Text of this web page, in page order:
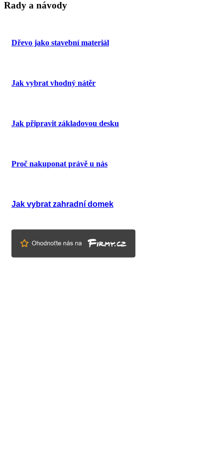
Rady a návody
Dřevo jako stavební materiál
Jak vybrat vhodný nátěr
Jak připravit základovou desku
Proč nakuponat právě u nás
Jak vybrat zahradní domek